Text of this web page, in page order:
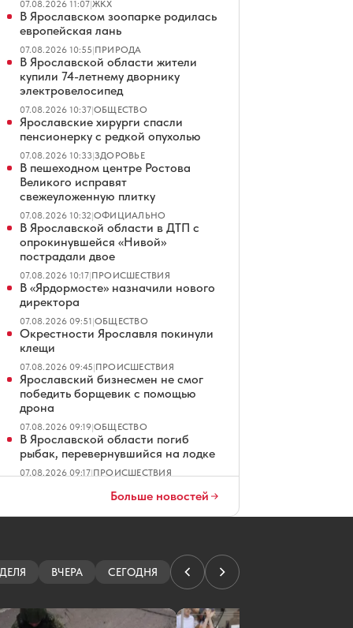
07.08.2026 11:07|ЖКХ
В Ярославском зоопарке родилась
европейская лань
07.08.2026 10:55|ПРИРОДА
В Ярославской области жители
купили 74-летнему дворнику
электровелосипед
07.08.2026 10:37|ОБЩЕСТВО
Ярославские хирурги спасли
пенсионерку с редкой опухолью
07.08.2026 10:33|ЗДОРОВЬЕ
В пешеходном центре Ростова
Великого исправят
свежеуложенную плитку
07.08.2026 10:32|ОФИЦИАЛЬНО
В Ярославской области в ДТП с
опрокинувшейся «Нивой»
пострадали двое
07.08.2026 10:17|ПРОИСШЕСТВИЯ
В «Ярдормосте» назначили нового
директора
07.08.2026 09:51|ОБЩЕСТВО
Окрестности Ярославля покинули
клещи
07.08.2026 09:45|ПРОИСШЕСТВИЯ
Ярославский бизнесмен не смог
победить борщевик с помощью
дрона
07.08.2026 09:19|ОБЩЕСТВО
В Ярославской области погиб
рыбак, перевернувшийся на лодке
07.08.2026 09:17|ПРОИСШЕСТВИЯ
проституток судили за
мошенничество
07.08.2026 07:01 ОБЩЕСТВО
В Ярославле повторно продают
четырехзвездочный отель
07.08.2026 06:01 ЭКОНОМИКА
Больше новостей
ВЧЕРА СЕГОДНЯ